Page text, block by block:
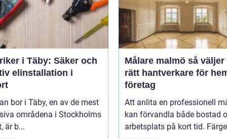
i Täby: Säker och
elinstallation i
bor i Täby, en av de mest
områdena i Stockholms
är b...
Målare malmö så väljer du
rätt hantverkare för
företag
Att anlita en professionell
kan förvandla både bostad
arbetsplats på kort tid.